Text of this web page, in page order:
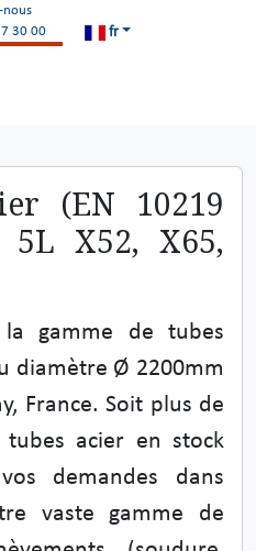
nous
30 00
fr
(EN 10219
5L X52, X65,
la gamme de tubes
diamètre Ø 2200mm
France. Soit plus de
acier en stock
demandes dans
vaste gamme de